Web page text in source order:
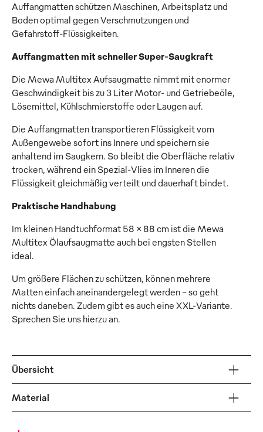
Auffangmatten schützen Maschinen, Arbeitsplatz und
Boden optimal gegen Verschmutzungen und
Gefahrstoff-Flüssigkeiten.
Auffangmatten mit schneller Super-Saugkraft
Die Mewa Multitex Aufsaugmatte nimmt mit enormer
Geschwindigkeit bis zu 3 Liter Motor- und Getriebeöle,
Lösemittel, Kühlschmierstoffe oder Laugen auf.
Die Auffangmatten transportieren Flüssigkeit vom
Außengewebe sofort ins Innere und speichern sie
anhaltend im Saugkern. So bleibt die Oberfläche relativ
trocken, während ein Spezial-Vlies im Inneren die
Flüssigkeit gleichmäßig verteilt und dauerhaft bindet.
Praktische Handhabung
Im kleinen Handtuchformat 58 x 88 cm ist die Mewa
Multitex Ölaufsaugmatte auch bei engsten Stellen
ideal.
Um größere Flächen zu schützen, können mehrere
Matten einfach aneinandergelegt werden – so geht
nichts daneben. Zudem gibt es auch eine XXL-Variante.
Sprechen Sie uns hierzu an.
Übersicht
Material